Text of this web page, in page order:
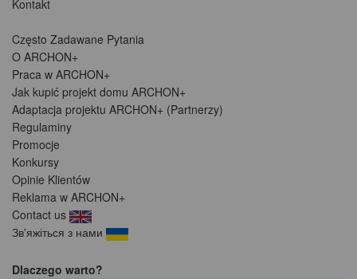
Kontakt
Często Zadawane Pytania
O ARCHON+
Praca w ARCHON+
Jak kupić projekt domu ARCHON+
Adaptacja projektu ARCHON+ (Partnerzy)
Regulaminy
Promocje
Konkursy
Opinie Klientów
Reklama w ARCHON+
Contact us
Зв'яжіться з нами
Dlaczego warto?